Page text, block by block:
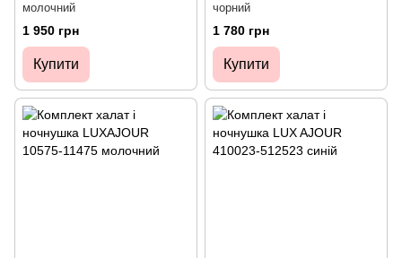
молочний
1 950 грн
Купити
чорний
1 780 грн
Купити